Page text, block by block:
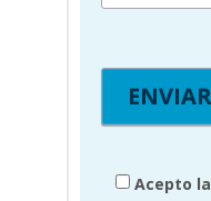
Acepto la